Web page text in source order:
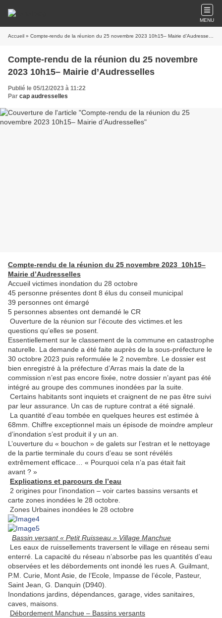
MENU
Accueil » Compte-rendu de la réunion du 25 novembre 2023 10h15– Mairie d’Audresselles
Compte-rendu de la réunion du 25 novembre
2023 10h15– Mairie d’Audresselles
Publié le 05/12/2023 à 11:22
Par cap audresselles
Compte-rendu de la réunion du 25 novembre 2023 10h15–
Mairie d’Audresselles
Accueil victimes inondation du 28 octobre
45 personne présentes dont 8 élus du conseil municipal
39 personnes ont émargé
5 personnes absentes ont demandé le CR
Ouverture de la réunion sur l’écoute des victimes.et les
questions qu’elles se posent.
Essentiellement sur le classement de la commune en catastrophe
naturelle. La demande a été faite auprès de la sous-préfecture le
30 octobre 2023 puis reformulée le 2 novembre. Le dossier est
bien enregistré à la préfecture d’Arras mais la date de la
commission n’est pas encore fixée, notre dossier n’ayant pas été
intégré au groupe des communes inondées par la suite.
Certains habitants sont inquiets et craignent de ne pas être suivi
par leur assurance. Un cas de rupture contrat a été signalé.
La quantité d’eau tombée en quelques heures est estimée à
68mm. Chiffre exceptionnel mais un épisode de moindre ampleur
d’inondation s’est produit il y un an.
L’ouverture du « bouchon » de galets sur l’estran et le nettoyage
de la partie terminale du cours d’eau se sont révélés
extrêmement efficace… « Pourquoi cela n’a pas était fait
avant ? »
Explications et parcours de l’eau
2 origines pour l’inondation – voir cartes bassins versants et
carte zones inondées le 28 octobre.
Zones Urbaines inondées le 28 octobre
Bassin versant « Petit Ruisseau » Village Manchue
Les eaux de ruissellements traversent le village en réseau semi
enterré. La capacité du réseau n’absorbe pas les quantités d’eau
observées et les débordements ont inondé les rues A. Guilmant,
P.M. Curie, Mont Asie, de l’Ecole, Impasse de l’école, Pasteur,
Saint Jean, G. Danquin (D940).
Inondations jardins, dépendances, garage, vides sanitaires,
caves, maisons.
Débordement Manchue – Bassins versants